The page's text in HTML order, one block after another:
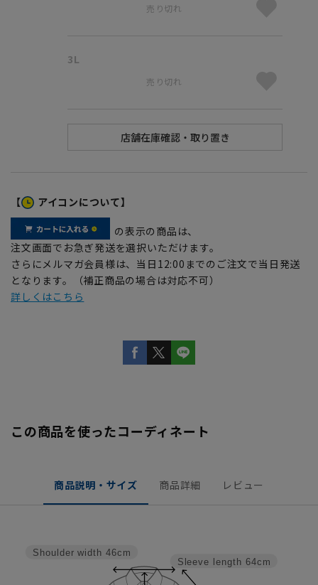
売り切れ
3L
売り切れ
【 アイコンについて】
の表示の商品は、
注文画面でお急ぎ発送を選択いただけます。
さらにメルマガ会員様は、当日12:00までのご注文で当日発送
となります。（補正商品の場合は対応不可）
詳しくはこちら
この商品を使ったコーディネート
商品説明・サイズ 商品詳細 レビュー
Sleeve length 64cm
Shoulder width 46cm